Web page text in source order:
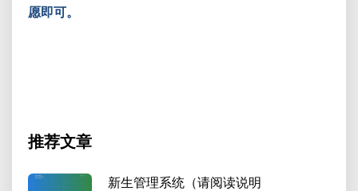
愿即可。
推荐文章
新生管理系统（请阅读说明